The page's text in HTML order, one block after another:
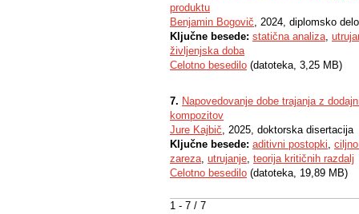
1 - 7 / 7
produktu
Benjamin Bogovič, 2024, diplomsko delo
Ključne besede: statična analiza,
življenjska doba
Celotno besedilo (datoteka, 3,25 MB)
7. Napovedovanje dobe trajanja z
kompozitov
Jure Kajbič, 2025, doktorska disertacija
Ključne besede: aditivni postopki,
zareza, utrujanje, teorija kritičnih razdalj
Celotno besedilo (datoteka, 19,89 MB)